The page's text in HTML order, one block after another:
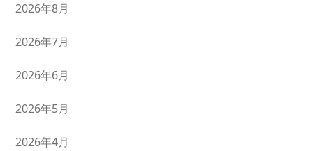
2026年8月
2026年7月
2026年6月
2026年5月
2026年4月